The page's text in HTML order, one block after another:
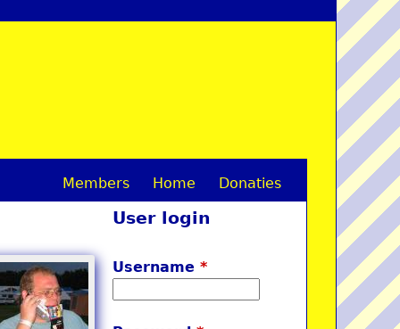
M
i
n
Members Home Donaties
User login
Username*